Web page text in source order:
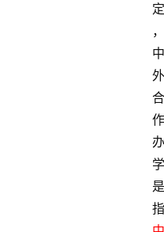
定
，
中
外
合
作
办
学
是
指